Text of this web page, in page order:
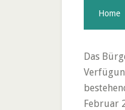
Home
Das
Februar